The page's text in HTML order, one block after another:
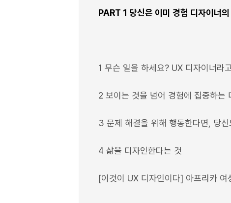
PART 1 당신은 이미 경험 디자이너
1 무슨 일을 하세요? UX 디자이너라
2 보이는 것을 넘어 경험에 집중하는
3 문제 해결을 위해 행동한다면, 당신
4 삶을 디자인한다는 것
[이것이 UX 디자인이다] 아프리카